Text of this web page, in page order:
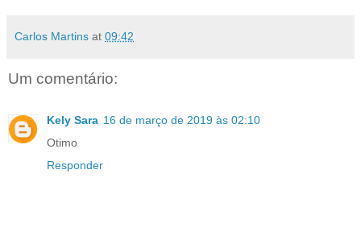
Carlos Martins at 09:42
Um comentário:
Kely Sara 16 de março de 2019 às 02:10
Otimo
Responder